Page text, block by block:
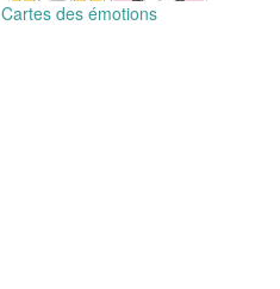
Cartes des émotions